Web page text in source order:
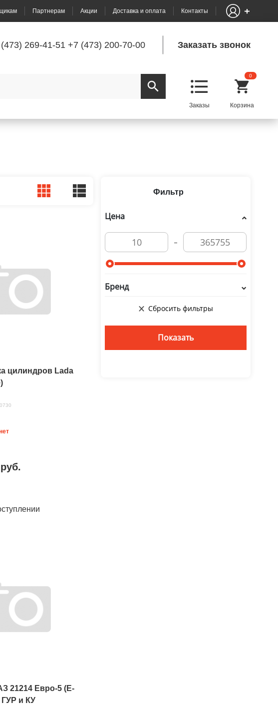
Партнерам Акции Доставка и оплата Контакты
269-41-51 +7 (473) 200-70-00 Заказать звонок
0
Фильтр
Цена
Бренд
цилиндров Lada
21214 Eвро-5 (Е-
ГУР и КУ